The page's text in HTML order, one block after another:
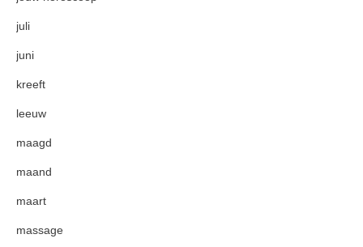
juli
juni
kreeft
leeuw
maagd
maand
maart
massage